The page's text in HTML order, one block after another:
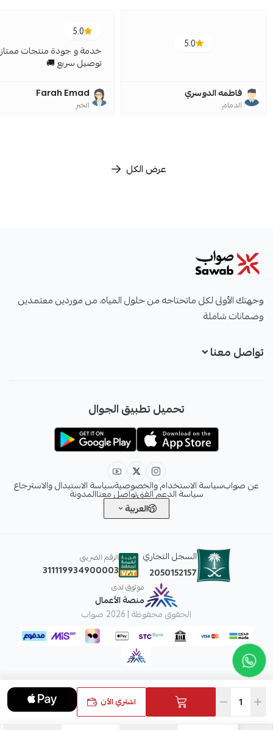
اشتري الآن
5.0
فاطمه الدوسري
الدمام
5.0
خدمة و جودة منتجات
توصيل سريع 🚚
Farah Emad
الخبر
عرض الكل
وجهتك الأولى لكل ماتحتاجه من حلول المياه، من موردين معتمدين
وضمانات شاملة
تواصل معنا
info@sawab.app
تحميل تطبيق الجوال
عن صوابسياسة الاستخدام والخصوصيةسياسة الاستبدال والاسترجاع
سياسة الدعم الفنيتواصل معناالمدونة
العربية
السجل التجاري
2050152157
الرقم الضريبي
311119934900003
موثوق لدى
منصة الأعمال
الحقوق محفوظة | 2026
صواب